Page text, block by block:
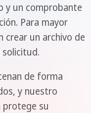
y un comprobante
Para mayor
crear un archivo de
solicitud.
de forma
y nuestro
protege su